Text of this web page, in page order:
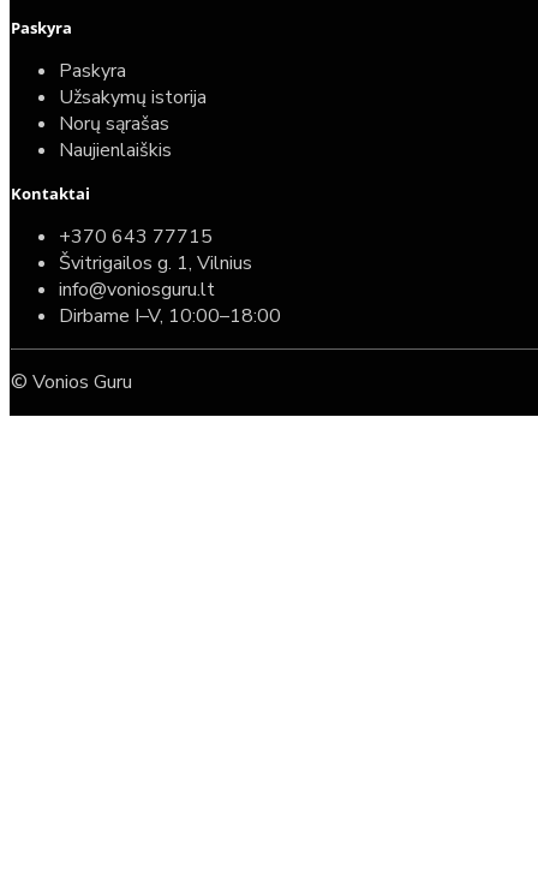
Paskyra
Paskyra
Užsakymų istorija
Norų sąrašas
Naujienlaiškis
Kontaktai
+370 643 77715
Švitrigailos g. 1, Vilnius
info@voniosguru.lt
Dirbame I–V, 10:00–18:00
© Vonios Guru